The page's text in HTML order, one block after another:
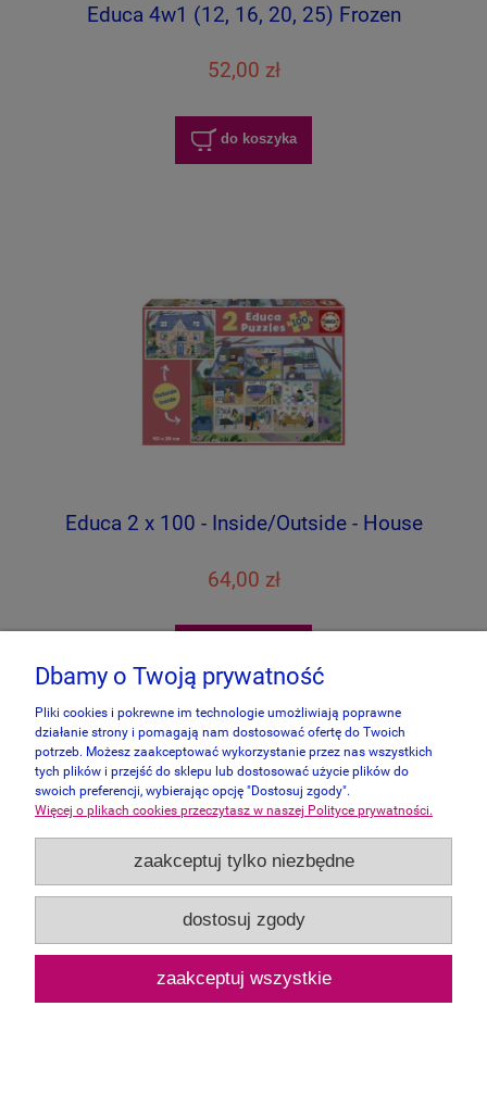
Educa 4w1 (12, 16, 20, 25) Frozen
52,00 zł
do koszyka
Educa 2 x 100 - Inside/Outside - House
64,00 zł
Dbamy o Twoją prywatność
Pliki cookies i pokrewne im technologie umożliwiają poprawne
działanie strony i pomagają nam dostosować ofertę do Twoich
potrzeb. Możesz zaakceptować wykorzystanie przez nas wszystkich
tych plików i przejść do sklepu lub dostosować użycie plików do
swoich preferencji, wybierając opcję "Dostosuj zgody".
Więcej o plikach cookies przeczytasz w naszej Polityce prywatności.
zaakceptuj tylko niezbędne
dostosuj zgody
zaakceptuj wszystkie